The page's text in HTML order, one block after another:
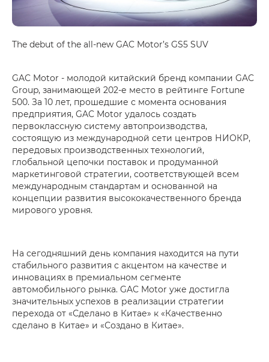
The debut of the all-new GAC Motor’s GS5 SUV
GAC Motor - молодой китайский бренд компании GAC
Group, занимающей 202-е место в рейтинге Fortune
500. За 10 лет, прошедшие с момента основания
предприятия, GAC Motor удалось создать
первоклассную систему автопроизводства,
состоящую из международной сети центров НИОКР,
передовых производственных технологий,
глобальной цепочки поставок и продуманной
маркетинговой стратегии, соответствующей всем
международным стандартам и основанной на
концепции развития высококачественного бренда
мирового уровня.
На сегодняшний день компания находится на пути
стабильного развития с акцентом на качестве и
инновациях в премиальном сегменте
автомобильного рынка. GAC Motor уже достигла
значительных успехов в реализации стратегии
перехода от «Сделано в Китае» к «Качественно
сделано в Китае» и «Создано в Китае».